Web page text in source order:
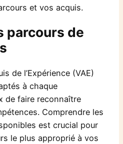
et vos acquis.
parcours de
de l’Expérience (VAE)
à chaque
de faire reconnaître
Comprendre les
est crucial pour
le plus approprié à vos